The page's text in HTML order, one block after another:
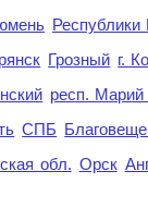
Республики
Грозный г.
респ.
СПБ
обл. Орск